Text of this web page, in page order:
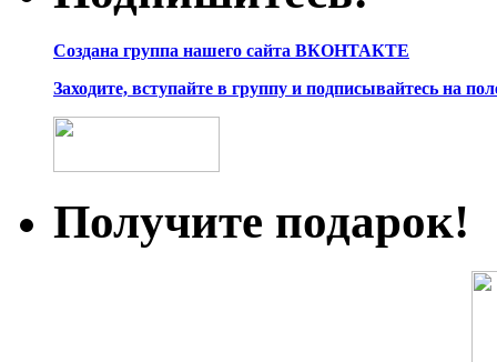
Создана группа нашего сайта ВКОНТАКТЕ
Заходите, вступайте в группу и подписывайтесь на
Получите подарок!